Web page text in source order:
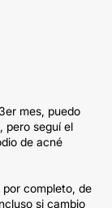
mes, puedo
pero seguí el
de acné
por completo, de
si cambio